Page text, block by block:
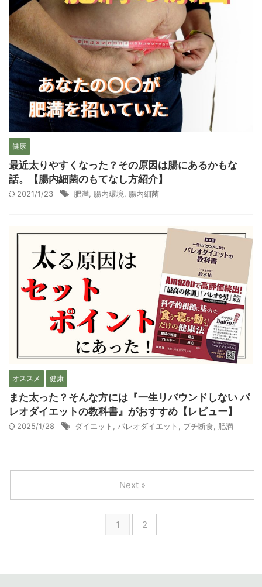
健康
最近太りやすくなった？その原因は腸にあるかもな
話。【腸内細菌のもてなし方紹介】
2021/1/23 肥満 腸内環境 腸内細菌
オススメ 健康
また太った？そんな方には『一生リバウンドしない パ
レオダイエットの教科書』がおすすめ【レビュー】
2025/1/28 ダイエット パレオダイエット プチ断食 肥満
1 2
Next »